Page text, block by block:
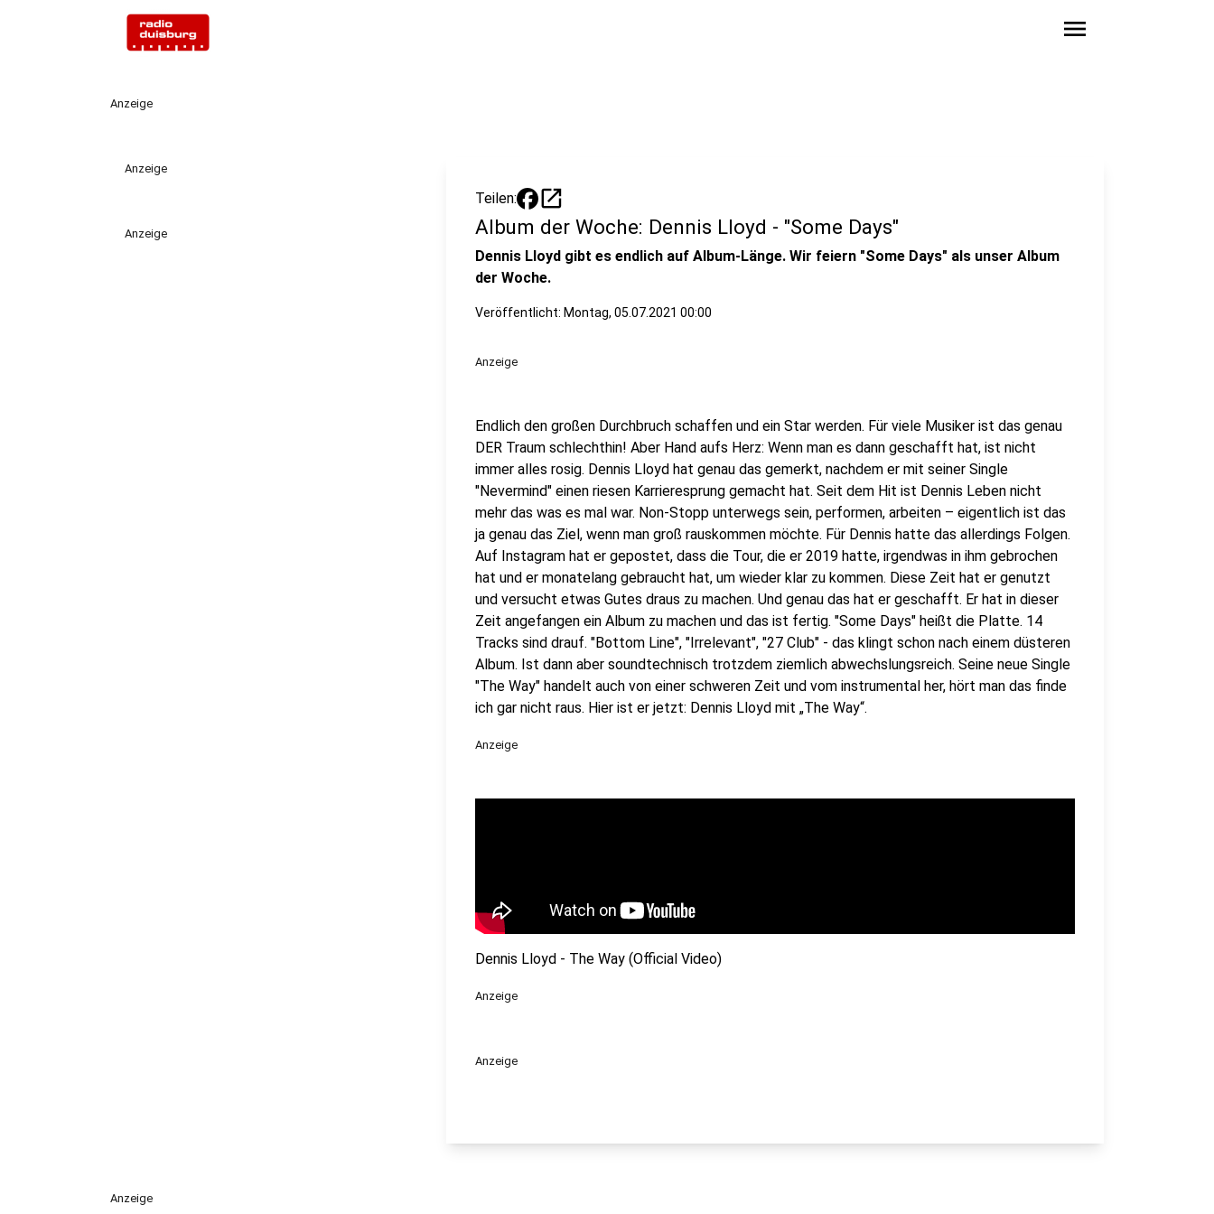
menu
Anzeige
Anzeige
Anzeige
Teilen: open_in_new
Album der Woche: Dennis Lloyd - "Some Days"
Dennis Lloyd gibt es endlich auf Album-Länge. Wir feiern "Some Days" als unser Album
der Woche.
Veröffentlicht: Montag, 05.07.2021 00:00
Anzeige
Endlich den großen Durchbruch schaffen und ein Star werden. Für viele Musiker ist das genau
DER Traum schlechthin! Aber Hand aufs Herz: Wenn man es dann geschafft hat, ist nicht
immer alles rosig. Dennis Lloyd hat genau das gemerkt, nachdem er mit seiner Single
"Nevermind" einen riesen Karrieresprung gemacht hat. Seit dem Hit ist Dennis Leben nicht
mehr das was es mal war. Non-Stopp unterwegs sein, performen, arbeiten – eigentlich ist das
ja genau das Ziel, wenn man groß rauskommen möchte. Für Dennis hatte das allerdings Folgen.
Auf Instagram hat er gepostet, dass die Tour, die er 2019 hatte, irgendwas in ihm gebrochen
hat und er monatelang gebraucht hat, um wieder klar zu kommen. Diese Zeit hat er genutzt
und versucht etwas Gutes draus zu machen. Und genau das hat er geschafft. Er hat in dieser
Zeit angefangen ein Album zu machen und das ist fertig. "Some Days" heißt die Platte. 14
Tracks sind drauf. "Bottom Line", "Irrelevant", "27 Club" - das klingt schon nach einem düsteren
Album. Ist dann aber soundtechnisch trotzdem ziemlich abwechslungsreich. Seine neue Single
"The Way" handelt auch von einer schweren Zeit und vom instrumental her, hört man das finde
ich gar nicht raus. Hier ist er jetzt: Dennis Lloyd mit „The Way“.
Anzeige
Dennis Lloyd - The Way (Official Video)
Anzeige
Anzeige
Anzeige